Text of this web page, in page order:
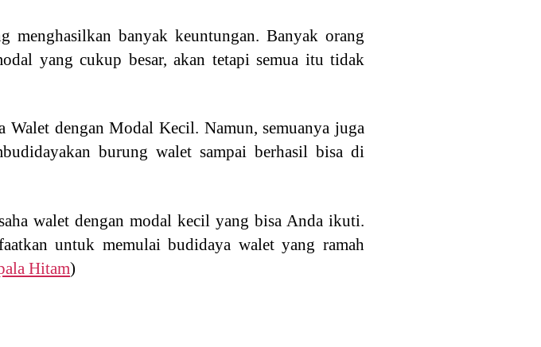
menghasilkan banyak keuntungan. Banyak orang
yang cukup besar, akan tetapi semua itu tidak
dengan Modal Kecil. Namun, semuanya juga
burung walet sampai berhasil bisa di
walet dengan modal kecil yang bisa Anda ikuti.
untuk memulai budidaya walet yang ramah
Hitam)